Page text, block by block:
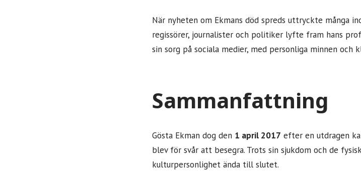
När nyheten om Ekmans död spreds uttryckte många
regissörer, journalister och politiker lyfte fram hans
sin sorg på sociala medier, med personliga minnen och
Sammanfattning
Gösta Ekman dog den 1 april 2017 efter en utdragen
blev för svår att besegra. Trots sin sjukdom och de
kulturpersonlighet ända till slutet.